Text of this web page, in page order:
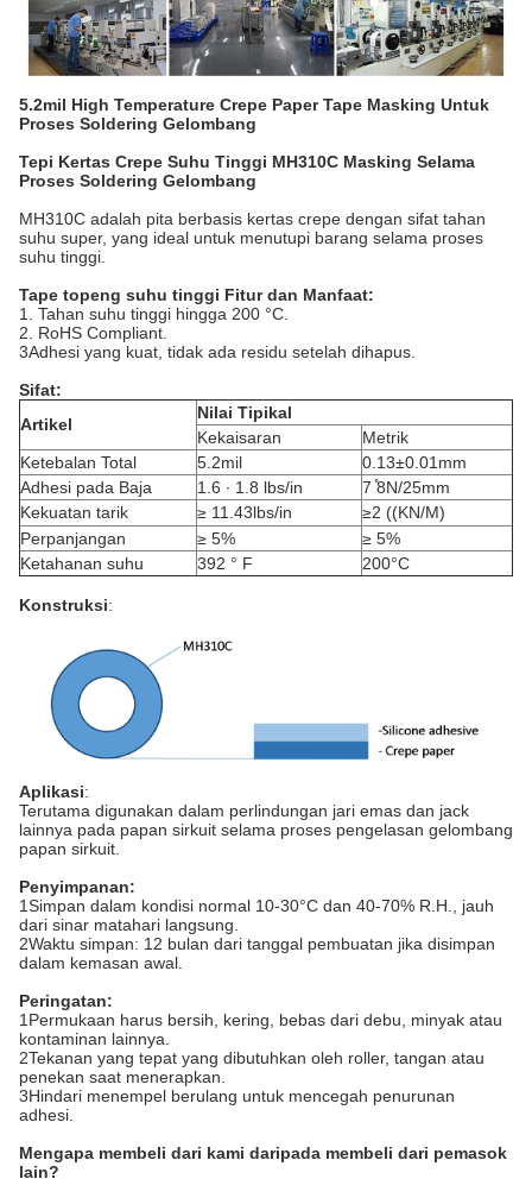
5.2mil High Temperature Crepe Paper Tape Masking Untuk
Proses Soldering Gelombang
Tepi Kertas Crepe Suhu Tinggi MH310C Masking Selama
Proses Soldering Gelombang
MH310C adalah pita berbasis kertas crepe dengan sifat tahan
suhu super, yang ideal untuk menutupi barang selama proses
suhu tinggi.
Tape topeng suhu tinggi Fitur dan Manfaat:
1. Tahan suhu tinggi hingga 200 °C.
2. RoHS Compliant.
3Adhesi yang kuat, tidak ada residu setelah dihapus.
Sifat:
Artikel
Nilai Tipikal
Kekaisaran
Metrik
Ketebalan Total
5.2mil
0.13±0.01mm
Adhesi pada Baja
1.6 ∙ 1.8 lbs/in
7 ̊8N/25mm
Kekuatan tarik
≥ 11.43lbs/in
≥2 ((KN/M)
Perpanjangan
≥ 5%
≥ 5%
Ketahanan suhu
392 ° F 200°C
Konstruksi:
Aplikasi:
Terutama digunakan dalam perlindungan jari emas dan jack
lainnya pada papan sirkuit selama proses pengelasan gelombang
papan sirkuit.
Penyimpanan:
1Simpan dalam kondisi normal 10-30°C dan 40-70% R.H., jauh
dari sinar matahari langsung.
2Waktu simpan: 12 bulan dari tanggal pembuatan jika disimpan
dalam kemasan awal.
Peringatan:
1Permukaan harus bersih, kering, bebas dari debu, minyak atau
kontaminan lainnya.
2Tekanan yang tepat yang dibutuhkan oleh roller, tangan atau
penekan saat menerapkan.
3Hindari menempel berulang untuk mencegah penurunan
adhesi.
Mengapa membeli dari kami daripada membeli dari pemasok
lain?